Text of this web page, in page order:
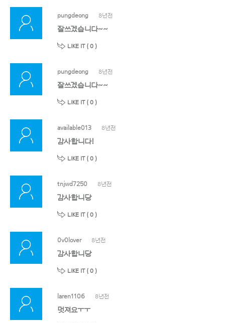
pungdeong 8년전
잘쓰겠습니다~~
LIKE IT ( 0 )
pungdeong 8년전
잘쓰겠습니다~~
LIKE IT ( 0 )
available013 8년전
감사합니다!
LIKE IT ( 0 )
tnjwd7250 8년전
감사합니당
LIKE IT ( 0 )
0v0lover 8년전
감사합니당
LIKE IT ( 0 )
laren1106 8년전
멋져요ㅜㅜ